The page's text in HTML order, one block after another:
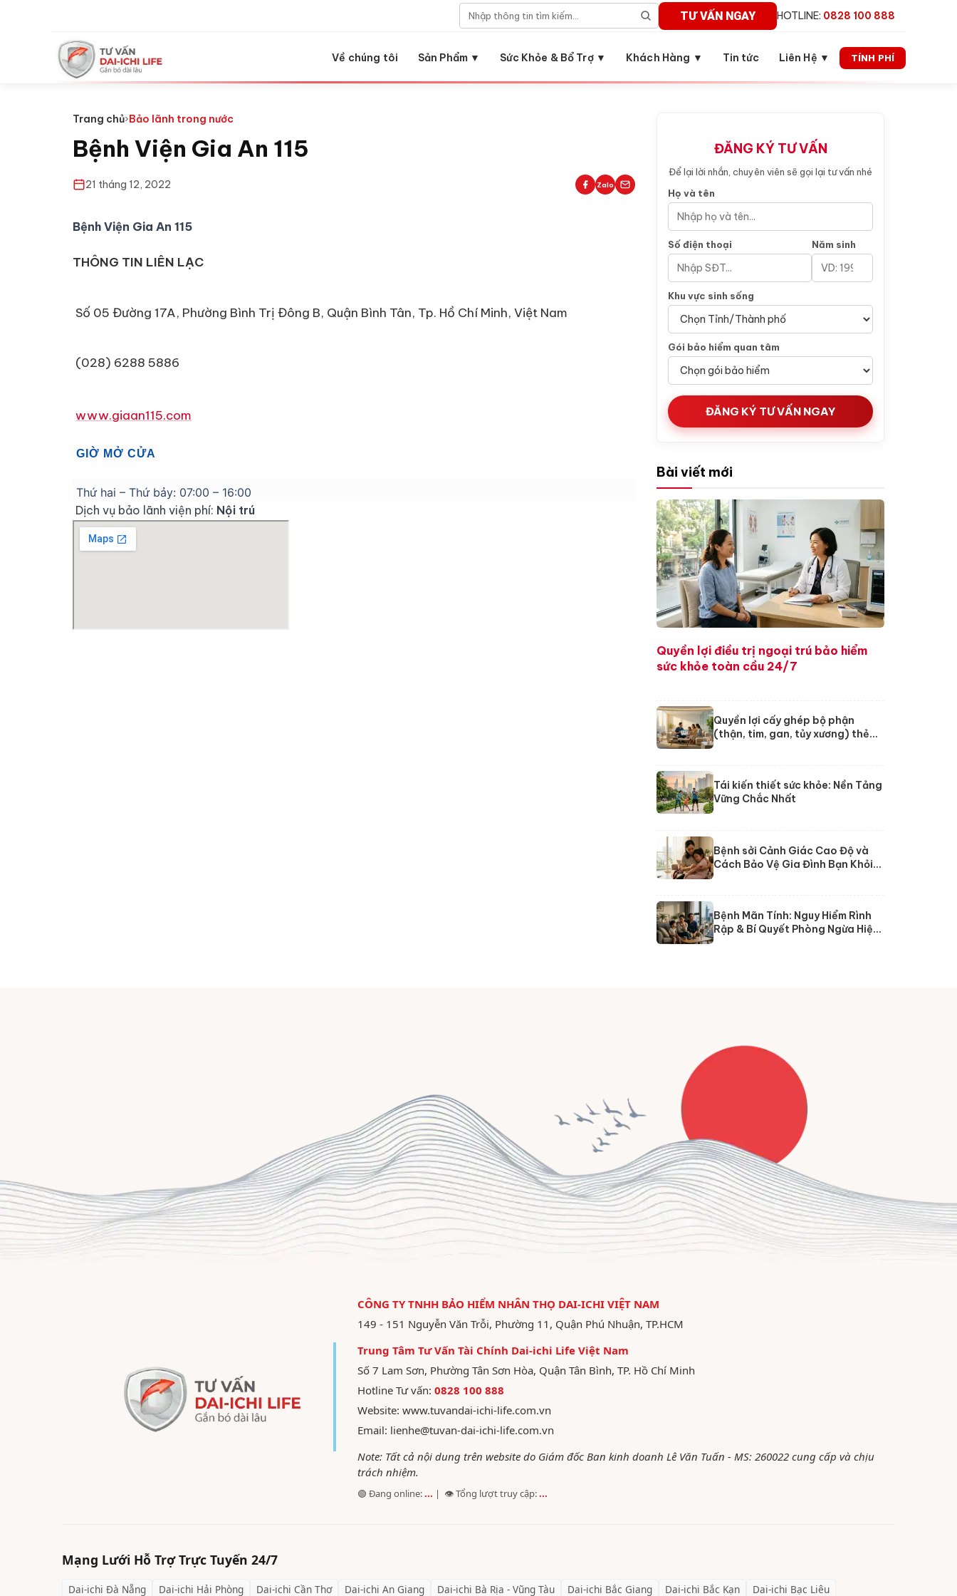
TƯ VẤN NGAY HOTLINE: 0828 100 888
Về chúng tôi Sản Phẩm ▼ Sức Khỏe & Bổ Trợ ▼ Khách Hàng ▼ Tin tức Liên Hệ ▼ TÍNH PHÍ
Trang chủ›Bảo lãnh trong nước
Bệnh Viện Gia An 115
21 tháng 12, 2022 Zalo
Bệnh Viện Gia An 115
THÔNG TIN LIÊN LẠC
Số 05 Đường 17A, Phường Bình Trị Đông B, Quận Bình Tân, Tp. Hồ Chí Minh, Việt Nam
(028) 6288 5886
www.giaan115.com
GIỜ MỞ CỬA
Thứ hai – Thứ bảy: 07:00 – 16:00
Dịch vụ bảo lãnh viện phí: Nội trú
ĐĂNG KÝ TƯ VẤN
Để lại lời nhắn, chuyên viên sẽ gọi lại tư vấn nhé
Họ và tên
Số điện thoại Năm sinh
Khu vực sinh sống
Gói bảo hiểm quan tâm
ĐĂNG KÝ TƯ VẤN NGAY
Bài viết mới
Quyền lợi điều trị ngoại trú bảo hiểm
sức khỏe toàn cầu 24/7
Quyền lợi cấy ghép bộ phận
(thận, tim, gan, tủy xương) thẻ
Tái kiến thiết sức khỏe: Nền Tảng
Vững Chắc Nhất
Bệnh sởi Cảnh Giác Cao Độ và
Cách Bảo Vệ Gia Đình Bạn Khỏi
Bệnh Mãn Tính: Nguy Hiểm Rình
Rập & Bí Quyết Phòng Ngừa Hiệu
CÔNG TY TNHH BẢO HIỂM NHÂN THỌ DAI-ICHI VIỆT NAM
149 - 151 Nguyễn Văn Trỗi, Phường 11, Quận Phú Nhuận, TP.HCM
Trung Tâm Tư Vấn Tài Chính Dai-ichi Life Việt Nam
Số 7 Lam Sơn, Phường Tân Sơn Hòa, Quận Tân Bình, TP. Hồ Chí Minh
Hotline Tư vấn: 0828 100 888
Website: www.tuvandai-ichi-life.com.vn
Email: lienhe@tuvan-dai-ichi-life.com.vn
Note: Tất cả nội dung trên website do Giám đốc Ban kinh doanh Lê Văn Tuấn - MS: 260022 cung cấp và chịu
trách nhiệm.
🟢 Đang online:... | 👁️ Tổng lượt truy cập:...
Mạng Lưới Hỗ Trợ Trực Tuyến 24/7
Dai-ichi Đà Nẵng Dai-ichi Hải Phòng Dai-ichi Cần Thơ Dai-ichi An Giang Dai-ichi Bà Rịa - Vũng Tàu Dai-ichi Bắc Giang Dai-ichi Bắc Kạn Dai-ichi Bạc Liêu